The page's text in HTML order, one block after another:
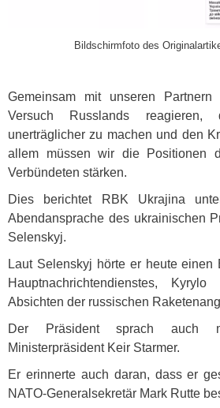
Bildschirmfoto des
Gemeinsam mit unseren
Versuch Russlands
unerträglicher zu machen und den
allem müssen wir die Positionen
Verbündeten stärken.
Dies berichtet
RBK Ukrajina
Abendansprache des ukrainischen
Selenskyj.
Laut Selenskyj hörte er heute einen
Hauptnachrichtendienstes,
Absichten der russischen
Der Präsident sprach auch
Ministerpräsident Keir Starmer.
Er erinnerte auch daran, dass er
NATO-Generalsekretär Mark Rutte